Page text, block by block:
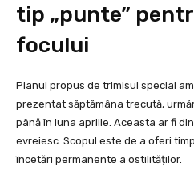
tip „punte”
focului
Planul propus de trimisul special
prezentat săptămâna trecută,
până în luna aprilie. Aceasta ar fi
evreiesc. Scopul este de a oferi
încetări permanente a ostilităților.